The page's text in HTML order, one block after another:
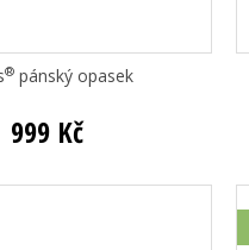
®pánský opasek
999 Kč